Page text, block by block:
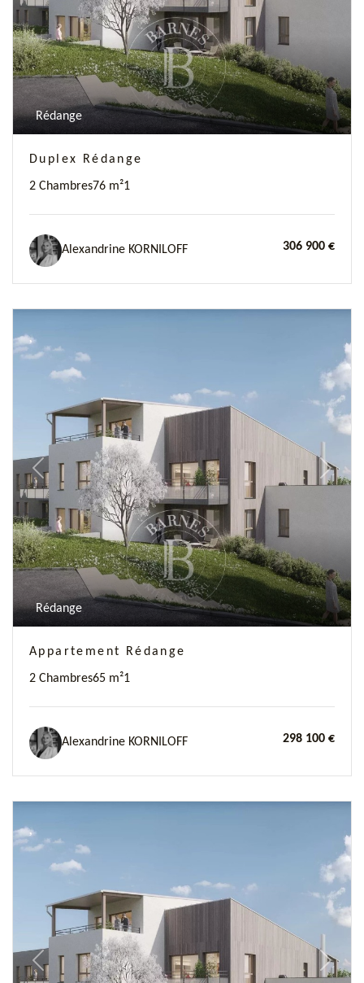
Rédange
Duplex Rédange
2 Chambres76 m²1
Alexandrine KORNILOFF 306 900 €
Previous Next
Rédange
Appartement Rédange
2 Chambres65 m²1
Alexandrine KORNILOFF 298 100 €
Previous Next